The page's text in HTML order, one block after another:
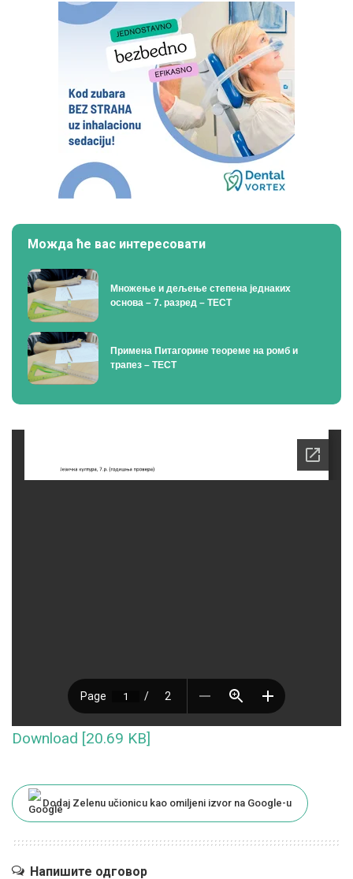
Можда ће вас интересовати
Множење и дељење степена једнаких
основа – 7. разред – ТЕСТ
Примена Питагорине теореме на ромб и
трапез – ТЕСТ
Download [20.69 KB]
Dodaj Zelenu učionicu kao omiljeni izvor na Google-u
Напишите одговор